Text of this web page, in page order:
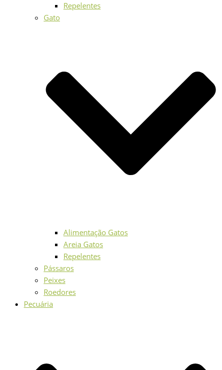
Repelentes
Gato
Alimentação Gatos
Areia Gatos
Repelentes
Pássaros
Peixes
Roedores
Pecuária